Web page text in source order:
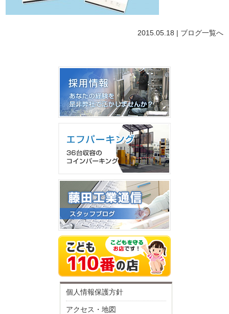
2015.05.18 | ブログ一覧へ
個人情報保護方針
アクセス・地図